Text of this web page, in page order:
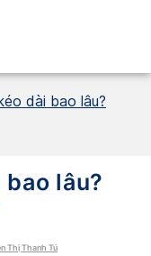
dài bao lâu?
lâu?
Thị Thanh Tú